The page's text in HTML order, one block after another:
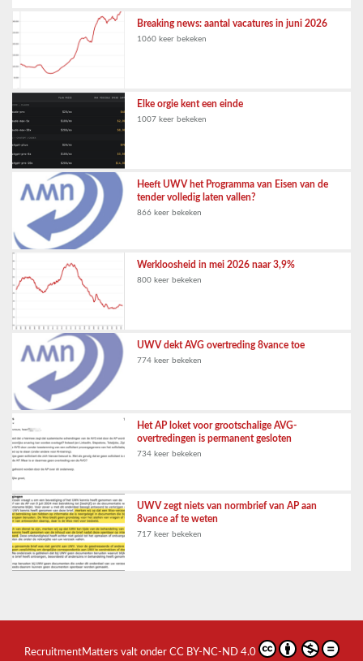
Breaking news: aantal vacatures in juni 2026
1060 keer bekeken
Elke orgie kent een einde
1007 keer bekeken
Heeft UWV het Programma van Eisen van de
tender volledig laten vallen?
866 keer bekeken
Werkloosheid in mei 2026 naar 3,9%
800 keer bekeken
UWV dekt AVG overtreding 8vance toe
774 keer bekeken
Het AP loket voor grootschalige AVG-
overtredingen is permanent gesloten
734 keer bekeken
UWV zegt niets van normbrief van AP aan
8vance af te weten
717 keer bekeken
RecruitmentMatters valt onder CC BY-NC-ND 4.0